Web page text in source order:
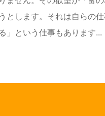
とします。それは自らの
」という仕事もあります...